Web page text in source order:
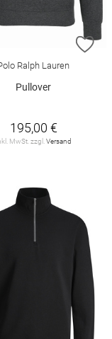
HINZUFÜGEN
Ralph Lauren
Pullover
195,00 €
MwSt. zzgl. Versand